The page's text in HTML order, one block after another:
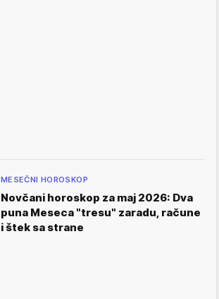
MESEČNI HOROSKOP
Novčani horoskop za maj 2026: Dva
punа Meseca "tresu" zaradu, račune
i štek sa strane